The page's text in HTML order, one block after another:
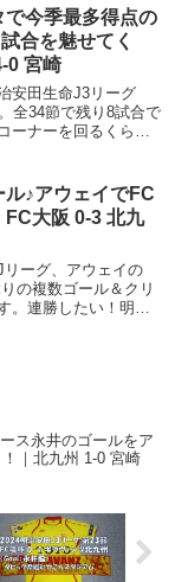
、そして上位へと浮
る...
今季最多得点の
合を魅せてく
0 宮崎
安田生命J3リーグ
全34節で残り8試合で
ーナーを回るくらい
しまいましたが、一
♪アウェイでFC
FC大阪 0-3 北九
ーグ、アウェイの
の複数ゴール＆クリ
。連勝したい！明治
ス永井のゴールをア
｜北九州 1-0 宮崎